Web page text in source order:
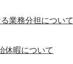
業務分担について
休暇について